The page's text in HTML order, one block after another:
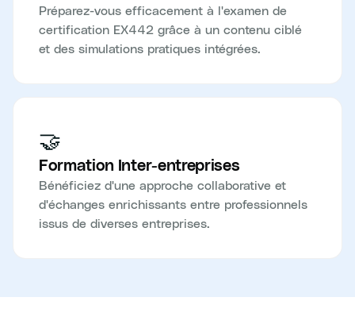
Préparez-vous efficacement à l'examen de
certification EX442 grâce à un contenu ciblé
et des simulations pratiques intégrées.
🤝
Formation Inter-entreprises
Bénéficiez d'une approche collaborative et
d'échanges enrichissants entre professionnels
issus de diverses entreprises.